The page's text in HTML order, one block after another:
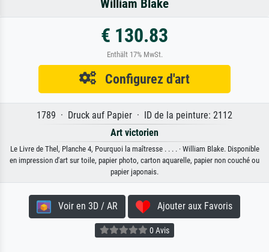
William Blake
€ 130.83
Enthält 17% MwSt.
Configurez d'art
1789 · Druck auf Papier · ID de la peinture: 2112
Art victorien
Le Livre de Thel, Planche 4, Pourquoi la maîtresse . . . . · William Blake. Disponible
en impression d'art sur toile, papier photo, carton aquarelle, papier non couché ou
papier japonais.
Voir en 3D / AR Ajouter aux Favoris
0 Avis